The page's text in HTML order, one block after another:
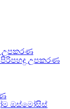
උපකරණ
පිරිපහදු උපකරණ
ඔස්මෝසිස්